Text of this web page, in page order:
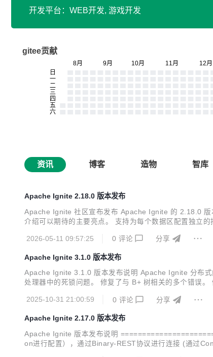
开发平台：WEB开发, 游戏开发
gitee贡献
资讯 博客 造物 智库
Apache Ignite 2.18.0 版本发布
Apache Ignite 社区宣布发布 Apache Ignite 的 2.18.0 版
介绍可以期待的主要亮点。 支持为每个数据区配置独立
2026-05-11 09:57:25
0 评论 分享
Apache Ignite 3.1.0 版本发布
Apache Ignite 3.1.0 版本发布说明 Apache Ignite 分布
处理器中的死锁问题。 修复了与 B+ 树相关的多个错误
2025-10-31 21:00:59
0 评论 分享
Apache Ignite 2.17.0 版本发布
Apache Ignite 版本发布说明
on进行配置），通过Binary-REST协议进行连接 (通过